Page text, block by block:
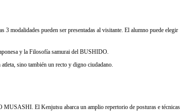
modalidades pueden ser presentadas al visitante. El alumno puede elegir
y la Filosofía samurai del BUSHIDO.
sino también un recto y digno ciudadano.
MUSASHI. El Kenjutsu abarca un amplio repertorio de posturas e técnicas